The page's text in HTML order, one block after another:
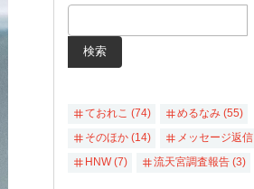
ておれこ (74) めるなみ (55)
そのほか (14) メッセージ返信
HNW (7) 流天宮調査報告 (3)